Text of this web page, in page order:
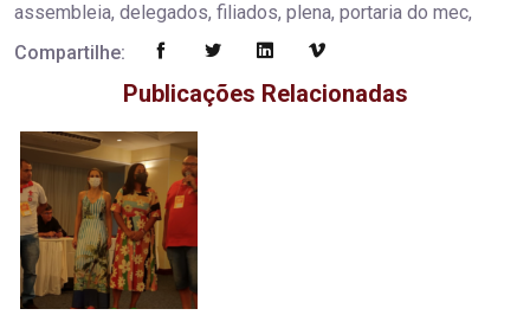
assembleia, delegados, filiados, plena, portaria do mec,
Compartilhe:
Publicações Relacionadas